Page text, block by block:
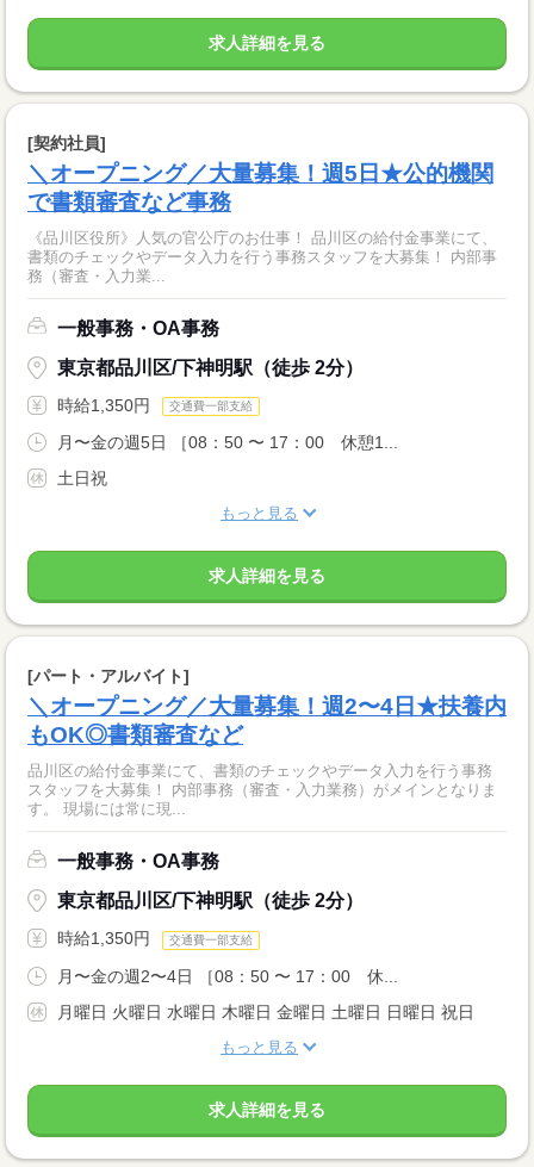
求人詳細を見る
[契約社員]
＼オープニング／大量募集！週5日★公的機関
で書類審査など事務
《品川区役所》人気の官公庁のお仕事！ 品川区の給付金事業にて、
書類のチェックやデータ入力を行う事務スタッフを大募集！ 内部事
務（審査・入力業...
一般事務・OA事務
東京都品川区/下神明駅（徒歩 2分）
時給1,350円 交通費一部支給
月〜金の週5日 ［08：50 〜 17：00 休憩1...
土日祝
もっと見る
求人詳細を見る
[パート・アルバイト]
＼オープニング／大量募集！週2〜4日★扶養内
もOK◎書類審査など
品川区の給付金事業にて、書類のチェックやデータ入力を行う事務
スタッフを大募集！ 内部事務（審査・入力業務）がメインとなりま
す。 現場には常に現...
一般事務・OA事務
東京都品川区/下神明駅（徒歩 2分）
時給1,350円 交通費一部支給
月〜金の週2〜4日 ［08：50 〜 17：00 休...
月曜日 火曜日 水曜日 木曜日 金曜日 土曜日 日曜日 祝日
もっと見る
求人詳細を見る